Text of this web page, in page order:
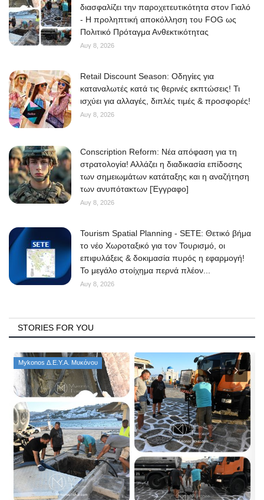
διασφαλίζει την παροχετευτικότητα στον Γιαλό
- Η προληπτική αποκόλληση του FOG ως
Πολιτικό Πρόταγμα Ανθεκτικότητας
Αυγ 8, 2026
Retail Discount Season: Οδηγίες για
καταναλωτές κατά τις θερινές εκπτώσεις! Τι
ισχύει για αλλαγές, διπλές τιμές & προσφορές!
Αυγ 8, 2026
Conscription Reform: Νέα απόφαση για τη
στρατολογία! Αλλάζει η διαδικασία επίδοσης
των σημειωμάτων κατάταξης και η αναζήτηση
των ανυπότακτων [Έγγραφο]
Αυγ 8, 2026
Tourism Spatial Planning - SETE: Θετικό βήμα
το νέο Χωροταξικό για τον Τουρισμό, οι
επιφυλάξεις & δοκιμασία πυρός η εφαρμογή!
Το μεγάλο στοίχημα περνά πλέον...
Αυγ 8, 2026
STORIES FOR YOU
Mykonos Δ.Ε.Υ.Α. Μυκόνου